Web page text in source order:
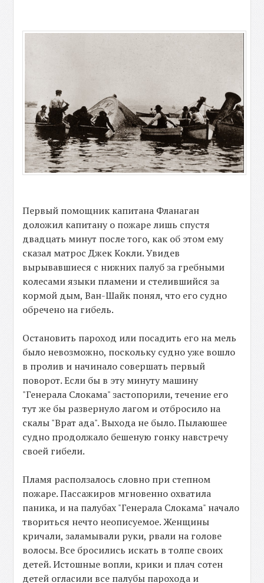
Первый помощник капитана Фланаган
доложил капитану о пожаре лишь спустя
двадцать минут после того, как об этом ему
сказал матрос Джек Кокли. Увидев
вырывавшиеся с нижних палуб за гребными
колесами языки пламени и стелившийся за
кормой дым, Ван-Шайк понял, что его судно
обречено на гибель.
Остановить пароход или посадить его на мель
было невозможно, поскольку судно уже вошло
в пролив и начинало совершать первый
поворот. Если бы в эту минуту машину
"Генерала Слокама" застопорили, течение его
тут же бы развернуло лагом и отбросило на
скалы "Врат ада". Выхода не было. Пылаюшее
судно продолжало бешеную гонку навстречу
своей гибели.
Пламя расползалось словно при степном
пожаре. Пассажиров мгновенно охватила
паника, и на палубах "Генерала Слокама" начало
твориться нечто неописуемое. Женщины
кричали, заламывали руки, рвали на голове
волосы. Все бросились искать в толпе своих
детей. Истошные вопли, крики и плач сотен
детей огласили все палубы парохода и